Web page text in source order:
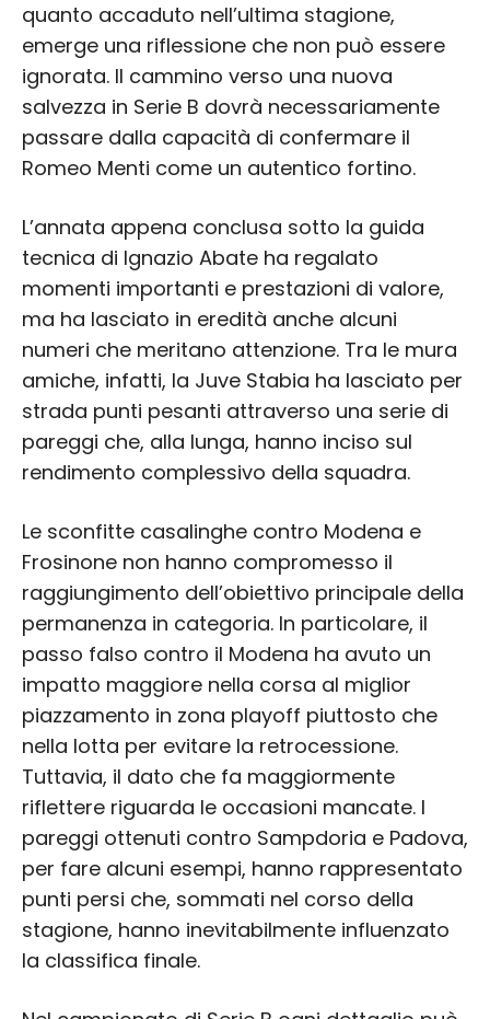
quanto accaduto nell’ultima stagione,
emerge una riflessione che non può essere
ignorata. Il cammino verso una nuova
salvezza in Serie B dovrà necessariamente
passare dalla capacità di confermare il
Romeo Menti come un autentico fortino.
L’annata appena conclusa sotto la guida
tecnica di Ignazio Abate ha regalato
momenti importanti e prestazioni di valore,
ma ha lasciato in eredità anche alcuni
numeri che meritano attenzione. Tra le mura
amiche, infatti, la Juve Stabia ha lasciato per
strada punti pesanti attraverso una serie di
pareggi che, alla lunga, hanno inciso sul
rendimento complessivo della squadra.
Le sconfitte casalinghe contro Modena e
Frosinone non hanno compromesso il
raggiungimento dell’obiettivo principale della
permanenza in categoria. In particolare, il
passo falso contro il Modena ha avuto un
impatto maggiore nella corsa al miglior
piazzamento in zona playoff piuttosto che
nella lotta per evitare la retrocessione.
Tuttavia, il dato che fa maggiormente
riflettere riguarda le occasioni mancate. I
pareggi ottenuti contro Sampdoria e Padova,
per fare alcuni esempi, hanno rappresentato
punti persi che, sommati nel corso della
stagione, hanno inevitabilmente influenzato
la classifica finale.